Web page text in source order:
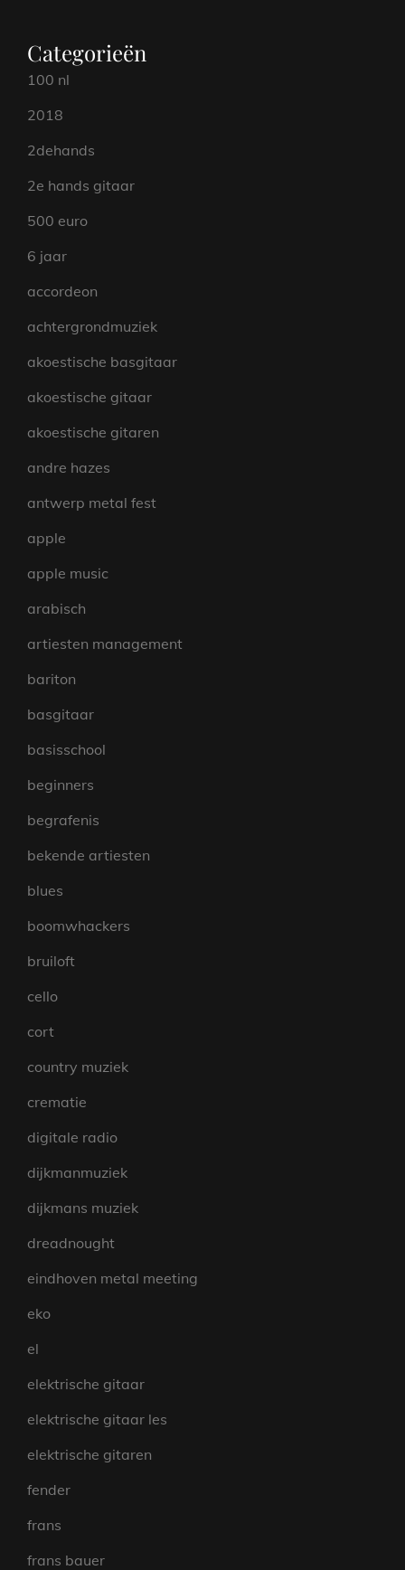
Categorieën
100 nl
2018
2dehands
2e hands gitaar
500 euro
6 jaar
accordeon
achtergrondmuziek
akoestische basgitaar
akoestische gitaar
akoestische gitaren
andre hazes
antwerp metal fest
apple
apple music
arabisch
artiesten management
bariton
basgitaar
basisschool
beginners
begrafenis
bekende artiesten
blues
boomwhackers
bruiloft
cello
cort
country muziek
crematie
digitale radio
dijkmanmuziek
dijkmans muziek
dreadnought
eindhoven metal meeting
eko
el
elektrische gitaar
elektrische gitaar les
elektrische gitaren
fender
frans
frans bauer